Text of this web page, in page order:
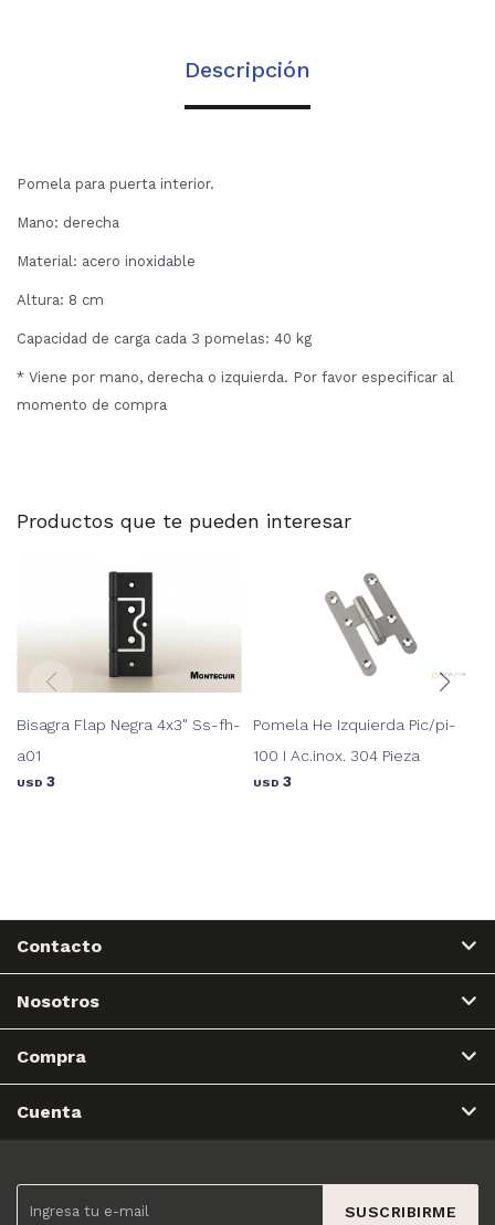
Descripción
Pomela para puerta interior.
Mano: derecha
Material: acero inoxidable
Altura: 8 cm
Capacidad de carga cada 3 pomelas: 40 kg
* Viene por mano, derecha o izquierda. Por favor especificar al
momento de compra
Productos que te pueden interesar
Bisagra Flap Negra 4x3" Ss-fh-
a01
USD 3
Pomela He Izquierda Pic/pi-
100 I Ac.inox. 304 Pieza
USD 3
SUSCRIBIRME
Contacto
Nosotros
Compra
Cuenta